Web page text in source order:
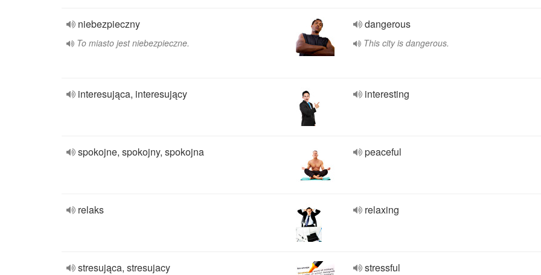
niebezpieczny
To miasto jest niebezpieczne.
dangerous
This city is dangerous.
interesująca, interesujący interesting
spokojne, spokojny, spokojna peaceful
relaks relaxing
stresująca, stresujacy stressful